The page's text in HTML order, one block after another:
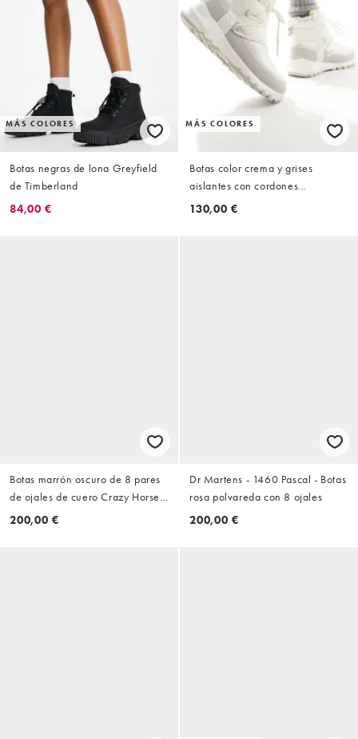
MÁS COLORES
Botas negras de lona Greyfield
de Timberland
84,00 €
MÁS COLORES
Botas color crema y grises
aislantes con cordones
Thermoball de The North Face
130,00 €
Botas marrón oscuro de 8 pares
de ojales de cuero Crazy Horse
1460 de Dr Martens
200,00 €
Dr Martens - 1460 Pascal - Botas
rosa polvareda con 8 ojales
200,00 €